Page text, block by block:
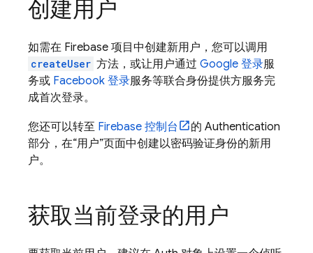
创建用户
如需在 Firebase 项目中创建新用户，您可以调用
createUser 方法，或让用户通过 Google 登录服
务或 Facebook 登录服务等联合身份提供方服务完
成首次登录。
您还可以转至 Firebase 控制台
的 Authentication
部分，在“用户”页面中创建以密码验证身份的新用
户。
获取当前登录的用户